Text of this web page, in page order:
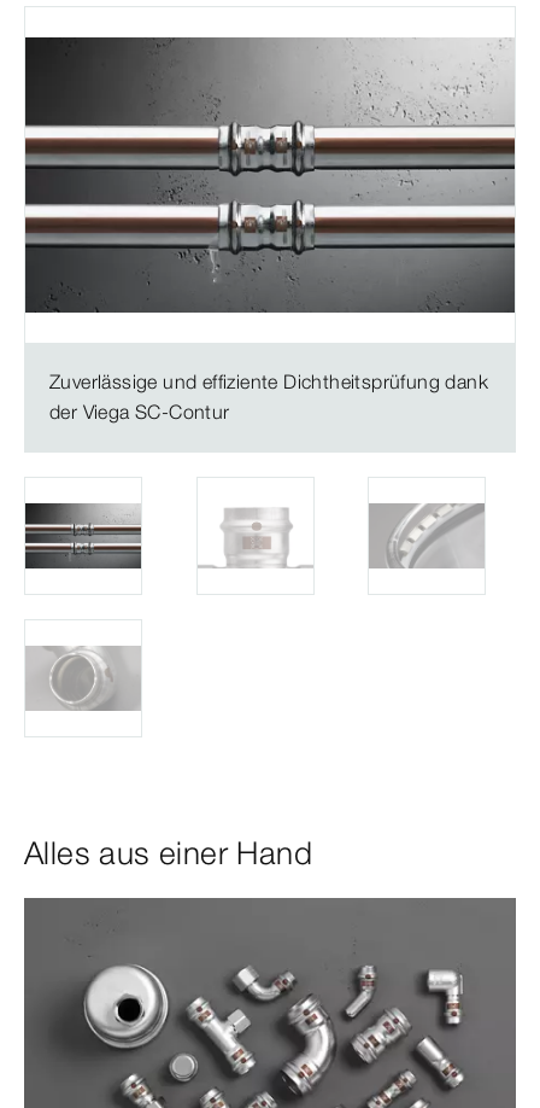
Zuverlässige und effiziente Dichtheitsprüfung dank
der Viega SC-Contur
Alles aus einer Hand